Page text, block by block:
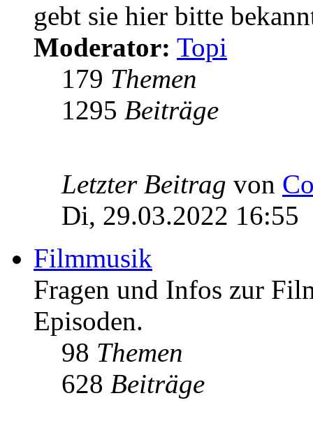
gebt sie hier bitte
Moderator: Topi
179 Themen
1295 Beiträge
Letzter Beitrag von
Di, 29.03.2022 16:55
Filmmusik
Fragen und Infos zur
Episoden.
98 Themen
628 Beiträge